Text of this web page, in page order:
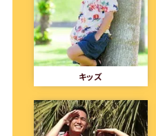
キッズ